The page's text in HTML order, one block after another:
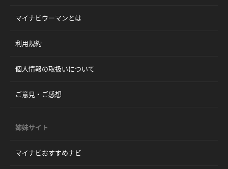
マイナビウーマンとは
利用規約
個人情報の取扱いについて
ご意見・ご感想
姉妹サイト
マイナビおすすめナビ